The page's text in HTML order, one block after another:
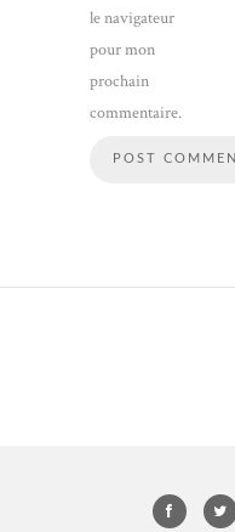
le navigateur
pour mon
prochain
commentaire.